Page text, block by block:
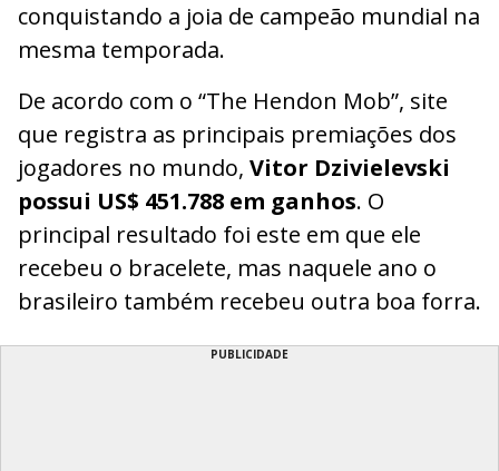
conquistando a joia de campeão mundial na
mesma temporada.
De acordo com o “The Hendon Mob”, site
que registra as principais premiações dos
jogadores no mundo, Vitor Dzivielevski
possui US$ 451.788 em ganhos. O
principal resultado foi este em que ele
recebeu o bracelete, mas naquele ano o
brasileiro também recebeu outra boa forra.
PUBLICIDADE